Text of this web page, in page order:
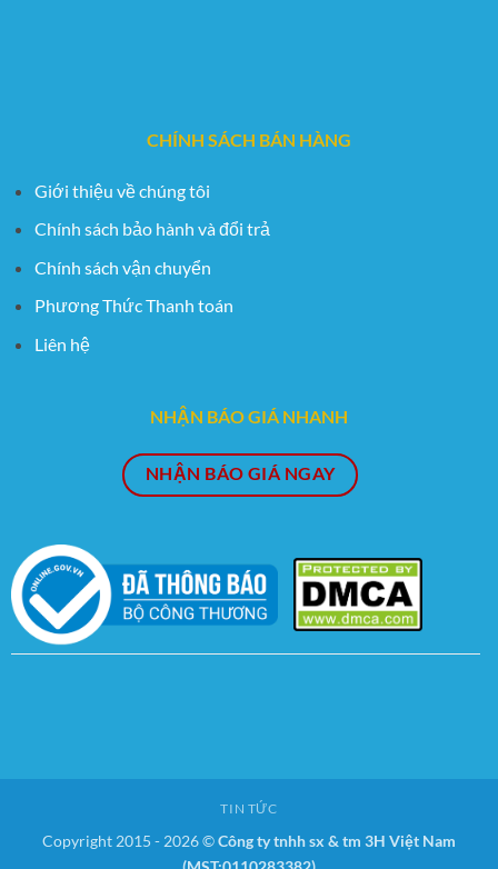
CHÍNH SÁCH BÁN HÀNG
Giới thiệu về chúng tôi
Chính sách bảo hành và đổi trả
Chính sách vận chuyển
Phương Thức Thanh toán
Liên hệ
NHẬN BÁO GIÁ NHANH
NHẬN BÁO GIÁ NGAY
TIN TỨC
Copyright 2015 - 2026 ©Công ty tnhh sx & tm 3H Việt Nam